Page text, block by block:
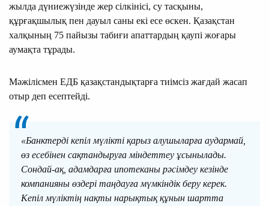
жылда дүниежүзінде жер сілкінісі, су тасқыны,
құрғақшылық пен дауыл саны екі есе өскен. Қазақстан
халқының 75 пайызы табиғи апаттардың қаупі жоғары
аумақта тұрады.
Мәжілісмен ЕДБ қазақстандықтарға тиімсіз жағдай жасап
отыр деп есептейді.
«Банктерді кепіл мүлікті қарыз алушыларға аудармай,
өз есебінен сақтандыруға міндеттеу ұсынылады.
Сондай-ақ, адамдарға ипотеканы рәсімдеу кезінде
компанияны өздері таңдауға мүмкіндік беру керек.
Кепіл мүліктің нақты нарықтық құнын шартта